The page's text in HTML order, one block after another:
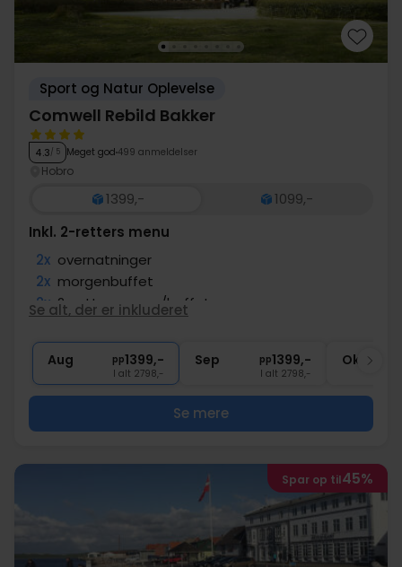
Sport og Natur Oplevelse
Comwell Rebild Bakker
4.3/ 5 Meget god 499 anmeldelser
Hobro
1399,-
1099,-
Inkl. 2-retters menu
2x overnatninger
2x morgenbuffet
2x 2-retters menu/buffet
∞ Gratis parkering
Se alt, der er inkluderet
Aug pp1399,-
I alt 2798,-
Sep pp1399,-
I alt 2798,-
Okt
Se mere
Spar op til45%